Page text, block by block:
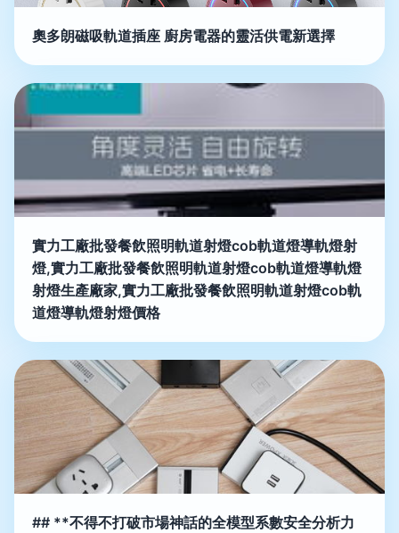
奧多朗磁吸軌道插座 廚房電器的靈活供電新選擇
實力工廠批發餐飲照明軌道射燈cob軌道燈導軌燈射
燈,實力工廠批發餐飲照明軌道射燈cob軌道燈導軌燈
射燈生產廠家,實力工廠批發餐飲照明軌道射燈cob軌
道燈導軌燈射燈價格
## **不得不打破市場神話的全模型系數安全分析力